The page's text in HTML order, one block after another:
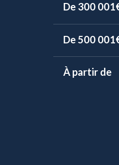
De 300
De 500
À partir de